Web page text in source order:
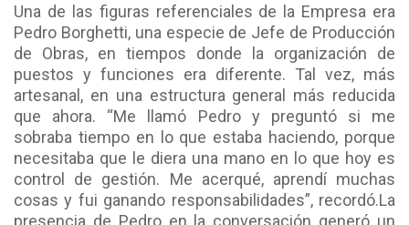
Una de las figuras referenciales de la Empresa era
Pedro Borghetti, una especie de Jefe de Producción
de Obras, en tiempos donde la organización de
puestos y funciones era diferente. Tal vez, más
artesanal, en una estructura general más reducida
que ahora. “Me llamó Pedro y preguntó si me
sobraba tiempo en lo que estaba haciendo, porque
necesitaba que le diera una mano en lo que hoy es
control de gestión. Me acerqué, aprendí muchas
cosas y fui ganando responsabilidades”, recordó.La
presencia de Pedro en la conversación generó un